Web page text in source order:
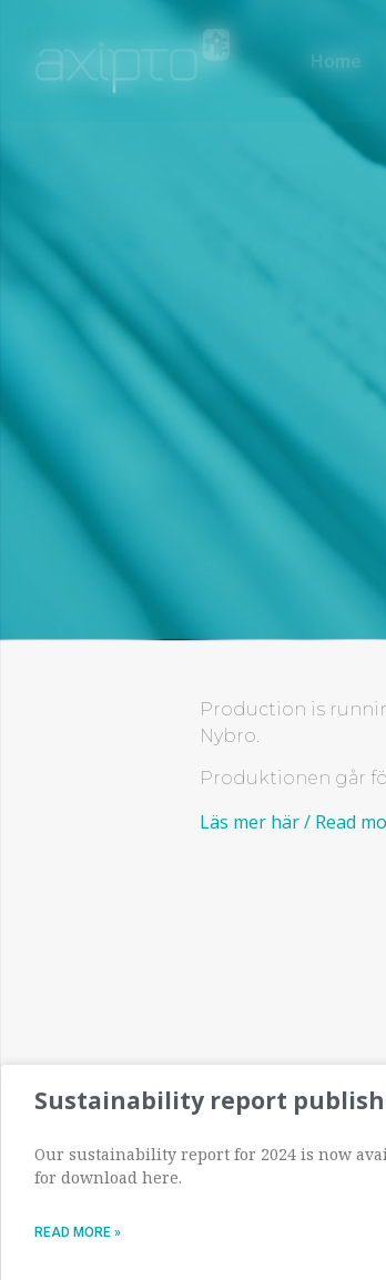
Home
Production is
Nybro.
Produktionen går
Läs mer här / Read
Sustainability report
Our sustainability report for 2024 is now
for download here.
READ MORE »